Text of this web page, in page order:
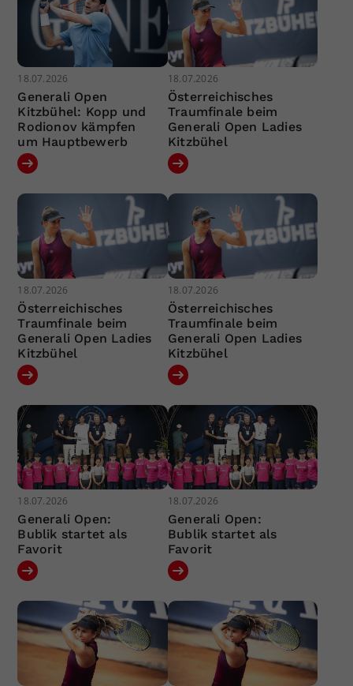
18.07.2026
Generali Open
Kitzbühel: Kopp und
Rodionov kämpfen
um Hauptbewerb
18.07.2026
Österreichisches
Traumfinale beim
Generali Open Ladies
Kitzbühel
18.07.2026
Österreichisches
Traumfinale beim
Generali Open Ladies
Kitzbühel
18.07.2026
Österreichisches
Traumfinale beim
Generali Open Ladies
Kitzbühel
18.07.2026
Generali Open:
Bublik startet als
Favorit
18.07.2026
Generali Open:
Bublik startet als
Favorit